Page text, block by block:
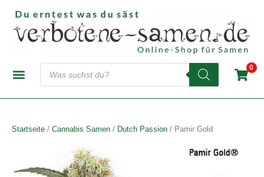
Inhalt
springen
Products
search
0
Startseite / Cannabis Samen / Dutch Passion / Pamir Gold